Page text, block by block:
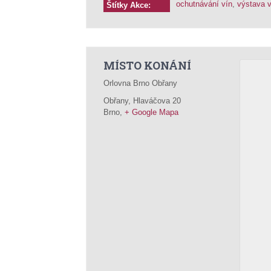
Štítky Akce: ochutnávání vín, výstava
MÍSTO KONÁNÍ
Orlovna Brno Obřany
Obřany, Hlaváčova 20
Brno, + Google Mapa